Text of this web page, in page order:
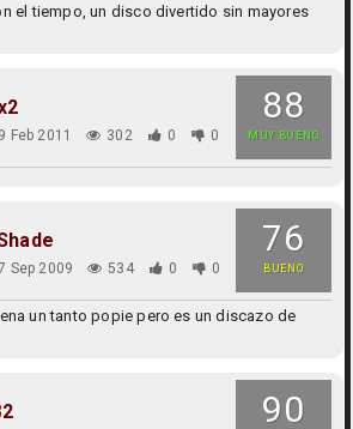
el tiempo, un disco divertido sin mayores
88
MUY BUENO
Feb 2011 302 0 0
76
BUENO
Sep 2009 534 0 0
un tanto popie pero es un discazo de
90